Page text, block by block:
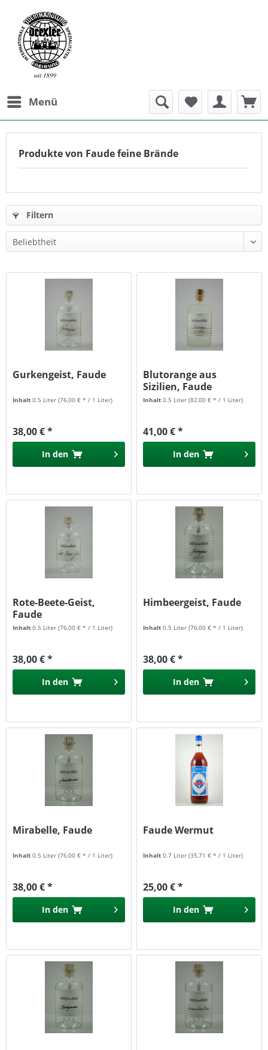
Menü
Produkte von Faude feine Brände
Filtern
Gurkengeist, Faude
Inhalt0.5 Liter(76,00 € * / 1 Liter)
38,00 € *
In den
Blutorange aus
Sizilien, Faude
Inhalt0.5 Liter(82,00 € * / 1 Liter)
41,00 € *
In den
Rote-Beete-Geist,
Faude
Inhalt0.5 Liter(76,00 € * / 1 Liter)
38,00 € *
In den
Himbeergeist, Faude
Inhalt0.5 Liter(76,00 € * / 1 Liter)
38,00 € *
In den
Mirabelle, Faude
Inhalt0.5 Liter(76,00 € * / 1 Liter)
38,00 € *
In den
Faude Wermut
Inhalt0.7 Liter(35,71 € * / 1 Liter)
25,00 € *
In den